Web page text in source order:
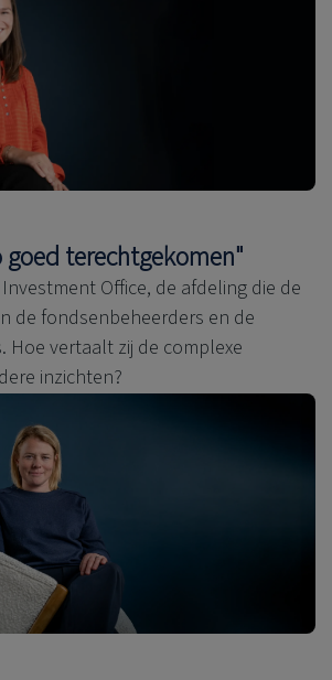
goed terechtgekomen"
Office, de afdeling die de
de fondsenbeheerders en de
Hoe vertaalt zij de complexe
inzichten?